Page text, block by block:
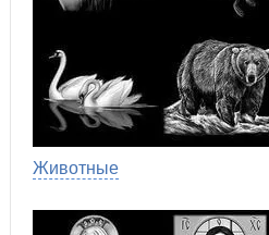
Животные